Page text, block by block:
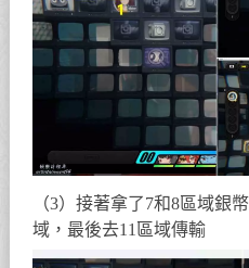
（3）接著拿了7和8區域銀
域，最後去11區域傳輸